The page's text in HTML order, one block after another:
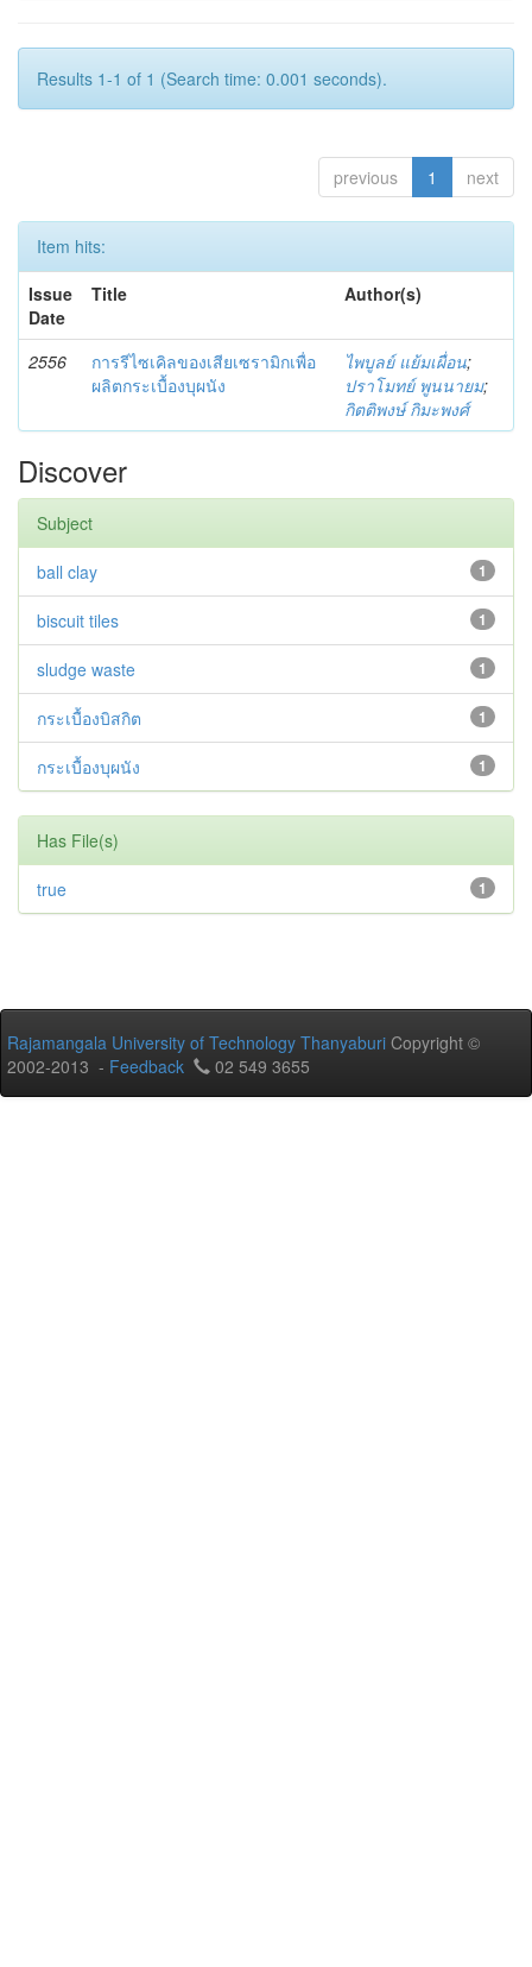
Results 1-1 of 1 (Search time: 0.001 seconds).
previous 1 next
Item hits:
Issue
Date
Title Author(s)
2556
การรีไซเคิลของเสียเซรามิกเพื่อ
ผลิตกระเบื้องบุผนัง
ไพบูลย์ แย้มเผื่อน;
ปราโมทย์ พูนนายม;
กิตติพงษ์ กิมะพงศ์
Discover
Subject
1
ball clay
1
biscuit tiles
1
sludge waste
1
กระเบื้องบิสกิต
1
กระเบื้องบุผนัง
Has File(s)
1
true
Rajamangala University of Technology Thanyaburi Copyright ©
2002-2013 - Feedback 02 549 3655